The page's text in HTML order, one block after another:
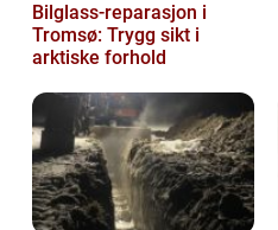
Bilglass-reparasjon i
Tromsø: Trygg sikt i
arktiske forhold